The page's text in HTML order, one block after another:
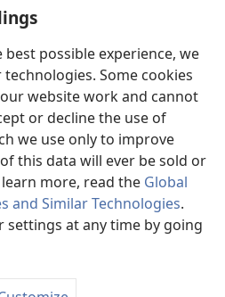
possible experience, we
Some cookies
website work and cannot
or decline the use of
we use only to improve
this data will ever be sold or
more, read the Global
and Similar Technologies.
settings at any time by going
and Tract Society of Pennsylvania.